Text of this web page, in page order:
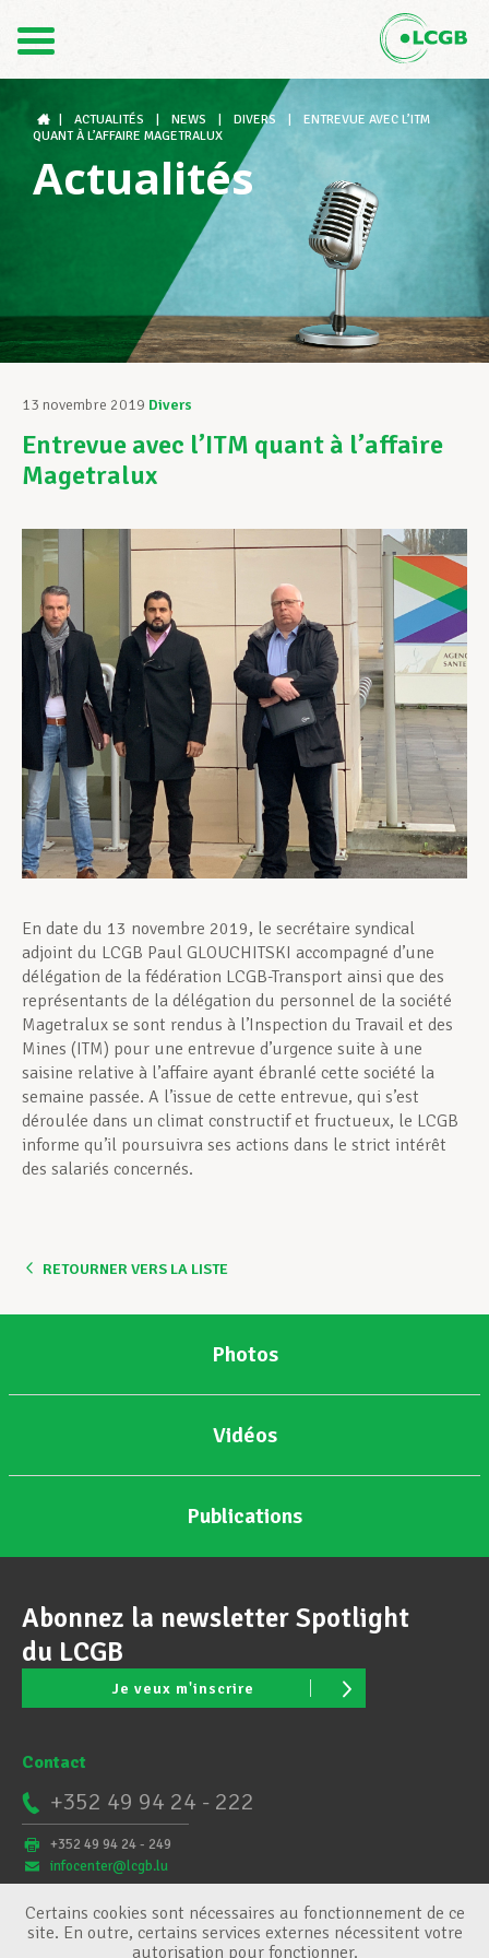
DE
Le LCGB
Structures syndicales
Assistance au Travail
Vos droits
Assistance en vie privée
Développement professionnel
Devenir Membre
Actualités
ACTUALITÉS NEWS DIVERS
ENTREVUE AVEC L’ITM
QUANT À L’AFFAIRE MAGETRALUX
Actualités
13 novembre 2019 Divers
Entrevue avec l’ITM quant à l’affaire
Magetralux
En date du 13 novembre 2019, le secrétaire syndical
adjoint du LCGB Paul GLOUCHITSKI accompagné d’une
délégation de la fédération LCGB-Transport ainsi que des
représentants de la délégation du personnel de la société
Magetralux se sont rendus à l’Inspection du Travail et des
Mines (ITM) pour une entrevue d’urgence suite à une
saisine relative à l’affaire ayant ébranlé cette société la
semaine passée. A l’issue de cette entrevue, qui s’est
déroulée dans un climat constructif et fructueux, le LCGB
informe qu’il poursuivra ses actions dans le strict intérêt
des salariés concernés.
RETOURNER VERS LA LISTE
Photos
Vidéos
Publications
Abonnez la newsletter Spotlight
du LCGB
Je veux m'inscrire
Contact
+352 49 94 24 - 222
+352 49 94 24 - 249
infocenter@lcgb.lu
Certains cookies sont nécessaires au fonctionnement de ce
site. En outre, certains services externes nécessitent votre
autorisation pour fonctionner.